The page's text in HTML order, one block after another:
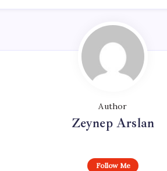
Author
Zeynep Arslan
Follow Me